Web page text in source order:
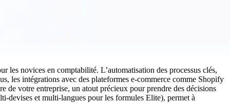
les novices en comptabilité. L’automatisation des processus clés,
les intégrations avec des plateformes e-commerce comme Shopify
de votre entreprise, un atout précieux pour prendre des décisions
devises et multi-langues pour les formules Elite), permet à